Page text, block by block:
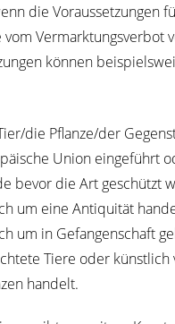
die Voraussetzungen
vom Vermarktungsverbot
können
die Pflanze/der
Union eingeführt
bevor die Art geschützt
um eine Antiquität
um in Gefangenschaft
Tiere oder künstlich
handelt.